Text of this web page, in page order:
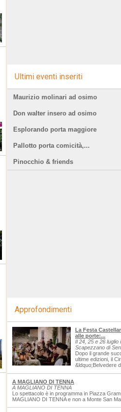
Ultimi eventi inseriti
Maurizio molinari ad osimo
Don walter insero ad osimo
Esplorando porta maggiore
Pallotto porta comicità,...
Pinocchio & friends
Approfondimenti
La Festa
alle porte:...
Il 24, 25 e 26 luglio
Scapezzano di
Dopo il grande
ultime edizioni, il
&ldquo;Belvedere
A MAGLIANO DI TENNA
A MAGLIANO DI TENNA
Lo spettacolo è in programma in Piazza
MAGLIANO DI TENNA e non a Monte San